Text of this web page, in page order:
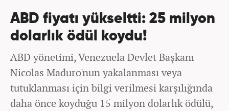
ABD fiyatı yükseltti: 25 milyon
dolarlık ödül koydu!
ABD yönetimi, Venezuela Devlet Başkanı
Nicolas Maduro'nun yakalanması veya
tutuklanması için bilgi verilmesi karşılığında
daha önce koyduğu 15 milyon dolarlık ödülü,